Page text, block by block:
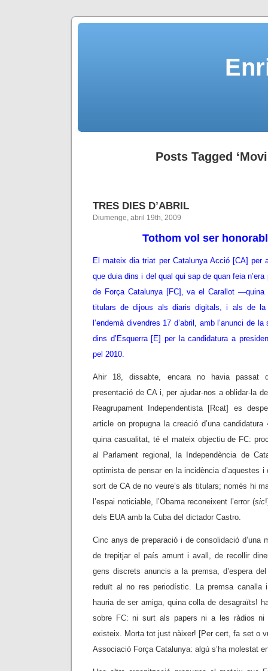
Posts Tagged
TRES DIES D’ABRIL
Diumenge, abril 19th, 2009
Tothom vol ser
El mateix dia triat per Catalunya Acció [CA] per
que duia dins i del qual qui sap de quan feia
de Força Catalunya [FC], va el Carallot
titulars de dijous als diaris digitals, i als de la
l’endemà divendres 17 d’abril, amb l’anunci de
dins d’Esquerra [E] per la candidatura a
pel 2010.
Ahir 18, dissabte, encara no havia passat
presentació de CA i, per ajudar-nos a oblidar-la
Reagrupament Independentista [Rcat] es
article on propugna la creació d’una candidatura
quina casualitat, té el mateix objectiu de FC:
al Parlament regional, la Independència de
optimista de pensar en la incidència d’aquestes
sort de CA de no veure’s als titulars; només hi
l’espai noticiable, l’Obama reconeixent l’error (sic
dels EUA amb la Cuba del dictador Castro.
Cinc anys de preparació i de consolidació d’una
de trepitjar el país amunt i avall, de recollir
gens discrets anuncis a la premsa, d’espera
reduït al no res periodístic. La premsa
hauria de ser amiga, quina colla de desagraïts!
sobre FC: ni surt als papers ni a les ràdios
existeix. Morta tot just nàixer! [Per cert, fa set o
Associació Força Catalunya: algú s’ha molestat